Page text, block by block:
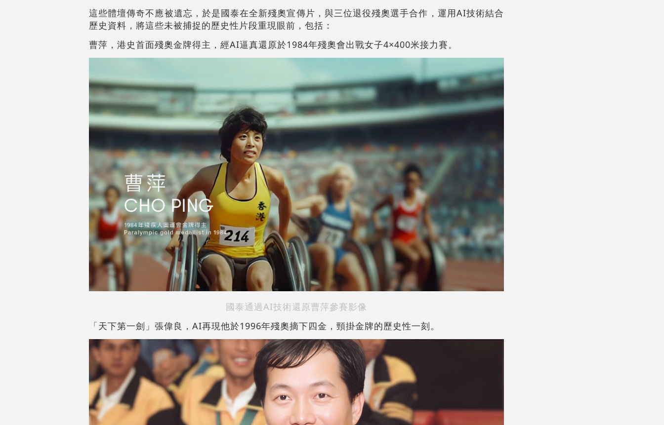
這些體壇傳奇不應被遺忘，於是國泰在全新殘奧宣傳片，與三位退役殘奧選手合作，運用AI技術結合
歷史資料，將這些未被捕捉的歷史性片段重現眼前，包括：
曹萍，港史首面殘奧金牌得主，經AI逼真還原於1984年殘奧會出戰女子4×400米接力賽。
國泰通過AI技術還原曹萍參賽影像
「天下第一劍」張偉良，AI再現他於1996年殘奧摘下四金，頸掛金牌的歷史性一刻。